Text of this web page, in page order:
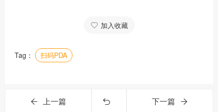
加入收藏
Tag： 扫码PDA
上一篇 下一篇